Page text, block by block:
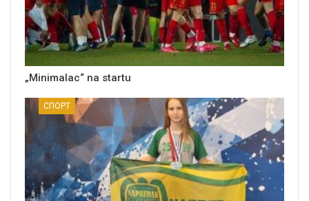
„Minimalac“ na startu
СПОРТ